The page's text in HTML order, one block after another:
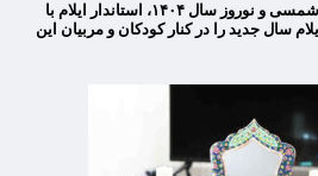
پویاروز – همزمان با آغاز سال نو شمسی و نوروز سال ۱۴۰۴، استاندار ایلام با
سال جدید را در کنار کودکان و مربیان این